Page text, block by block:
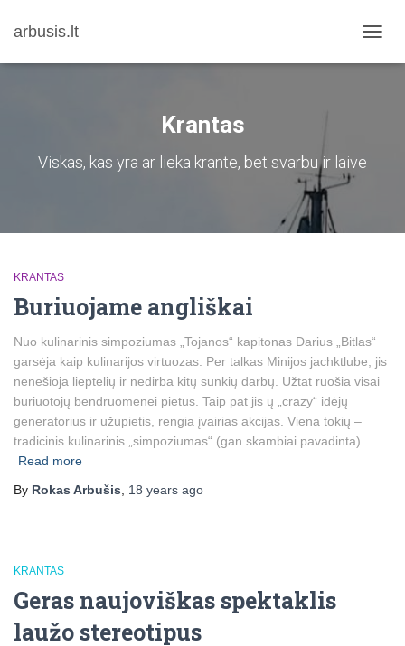
arbusis.lt
Krantas
Viskas, kas yra ar lieka krante, bet svarbu ir laive
KRANTAS
Buriuojame angliškai
Nuo kulinarinis simpoziumas „Tojanos“ kapitonas Darius „Bitlas“
garsėja kaip kulinarijos virtuozas. Per talkas Minijos jachktlube, jis
nenešioja lieptelių ir nedirba kitų sunkių darbų. Užtat ruošia visai
buriuotojų bendruomenei pietūs. Taip pat jis ų „crazy“ idėjų
generatorius ir užupietis, rengia įvairias akcijas. Viena tokių –
tradicinis kulinarinis „simpoziumas“ (gan skambiai pavadinta).
Read more
By Rokas Arbušis 18 years ago
KRANTAS
Geras naujoviškas spektaklis
laužo stereotipus